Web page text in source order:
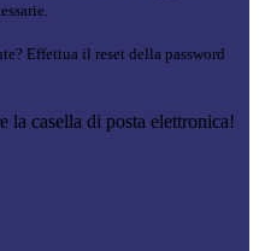
Effettua il reset della password
la casella di posta elettronica!